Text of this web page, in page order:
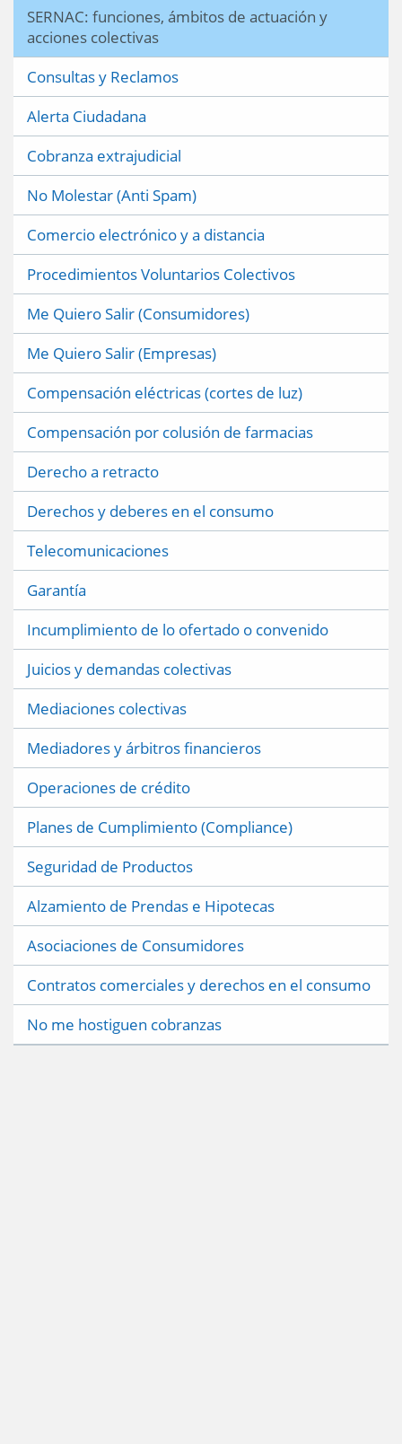
SERNAC: funciones, ámbitos de actuación y
acciones colectivas
Consultas y Reclamos
Alerta Ciudadana
Cobranza extrajudicial
No Molestar (Anti Spam)
Comercio electrónico y a distancia
Procedimientos Voluntarios Colectivos
Me Quiero Salir (Consumidores)
Me Quiero Salir (Empresas)
Compensación eléctricas (cortes de luz)
Compensación por colusión de farmacias
Derecho a retracto
Derechos y deberes en el consumo
Telecomunicaciones
Garantía
Incumplimiento de lo ofertado o convenido
Juicios y demandas colectivas
Mediaciones colectivas
Mediadores y árbitros financieros
Operaciones de crédito
Planes de Cumplimiento (Compliance)
Seguridad de Productos
Alzamiento de Prendas e Hipotecas
Asociaciones de Consumidores
Contratos comerciales y derechos en el consumo
No me hostiguen cobranzas